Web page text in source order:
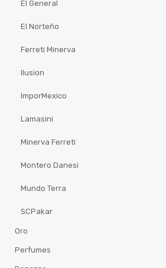
El General
El Norteño
Ferreti Minerva
Ilusion
ImporMexico
Lamasini
Minerva Ferreti
Montero Danesi
Mundo Terra
SCPakar
Oro
Perfumes